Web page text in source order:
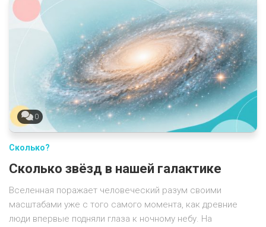
0
Сколько?
Сколько звёзд в нашей галактике
Вселенная поражает человеческий разум своими
масштабами уже с того самого момента, как древние
люди впервые подняли глаза к ночному небу. На